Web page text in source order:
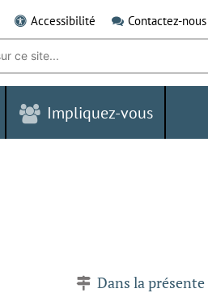
Accessibilité Contactez-nous
Impliquez-vous
Dans la